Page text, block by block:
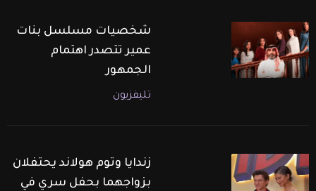
شخصيات مسلسل بنات
عمير تتصدر اهتمام
الجمهور
تليفزيون
زندايا وتوم هولاند يحتفلان
بزواجهما بحفل سري في